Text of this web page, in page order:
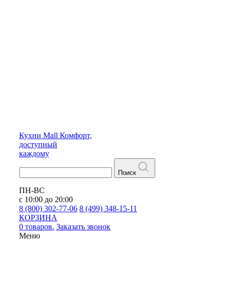
Кухни Mall Комфорт,
доступный
каждому
Поиск
ПН-ВС
с 10:00 до 20:00
8 (800) 302-77-06 8 (499) 348-15-11
КОРЗИНА
0 товаров. Заказать звонок
Меню